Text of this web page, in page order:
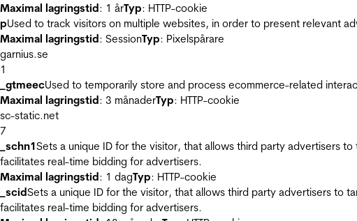
Maximal lagringstid: 1 årTyp: HTTP-cookie
pUsed to track visitors on multiple websites, in order to present relevant
Maximal lagringstid: SessionTyp: Pixelspårare
garnius.se
1
_gtmeecUsed to temporarily store and process ecommerce-related
Maximal lagringstid: 3 månaderTyp: HTTP-cookie
sc-static.net
7
_schn1Sets a unique ID for the visitor, that allows third party advertisers
facilitates real-time bidding for advertisers.
Maximal lagringstid: 1 dagTyp: HTTP-cookie
_scidSets a unique ID for the visitor, that allows third party advertisers to
facilitates real-time bidding for advertisers.